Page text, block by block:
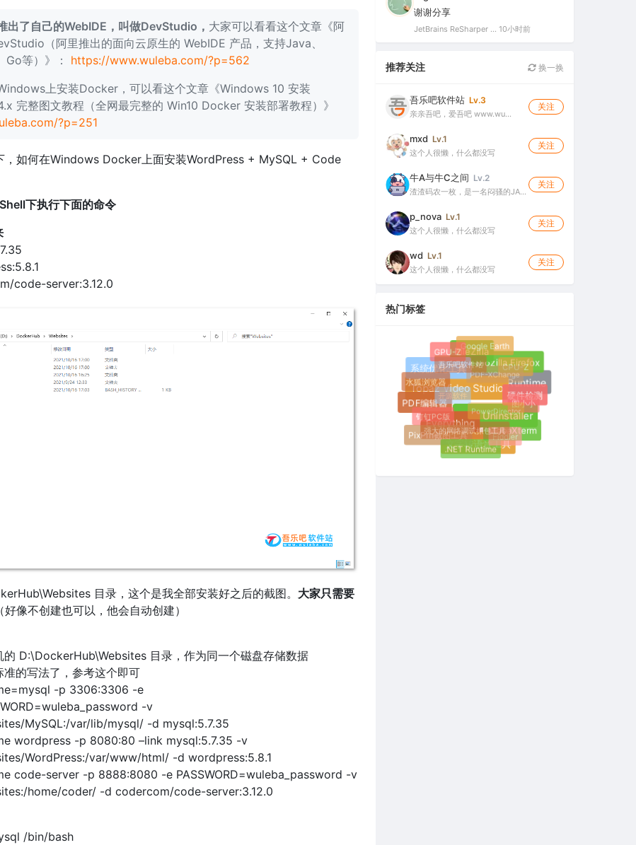
出了自己的WebIDE，叫做DevStudio， 大家可以看看这个文章《阿
（阿里推出的面向云原生的 WebIDE 产品，支持Java、
等）》： https://www.wuleba.com/?p=562
上安装Docker，可以看这个文章《Windows 10 安装
完整图文教程（全网最完整的 Win10 Docker 安装部署教程）》
?p=251
，如何在Windows Docker上面安装WordPress + MySQL + Code
下执行下面的命令
code-server:3.12.0
目录，这个是我全部安装好之后的截图。 大家只需要
（好像不创建也可以，他会自动创建）
的 D:\DockerHub\Websites 目录，作为同一个磁盘存储数据
的写法了，参考这个即可
-p 3306:3306 -e
-v
MySQL:/var/lib/mysql/ -d mysql:5.7.35
wordpress -p 8080:80 –link mysql:5.7.35 -v
WordPress:/var/www/html/ -d wordpress:5.8.1
code-server -p 8888:8080 -e PASSWORD=wuleba_password -v
home/coder/ -d codercom/code-server:3.12.0
/bin/bash
谢谢分享
JetBrains ReSharper 2025.3.3 官方最新破解版（dotUltimate工具集合，.NET开发必备工具箱） 10小时前
推荐关注 换一换
吾乐吧软件站 Lv.3
亲亲吾吧，爱吾吧 www.wu…
关注
mxd Lv.1
这个人很懒，什么都没写
关注
牛A与牛C之间 Lv.2
渣渣码农一枚，是一名闷骚的JA…
关注
p_nova Lv.1
这个人很懒，什么都没写
关注
wd Lv.1
这个人很懒，什么都没写
关注
热门标签
IObit Uninstaller
.NET Desktop Runtime
Topaz Video Studio
Everything
文字转语音工具
MobaXterm
硬件检测
Mozilla Firefox
FileZilla
系统优化工具
PDF编辑器
PixPin截图工具
.NET Runtime
Fiddler
图小小
CPU-Z
Google Earth
GPU-Z
水狐浏览器
钉钉PC版
强大的网络调试抓包工具
PowerDirector
PDF-XChange
吾乐吧软件站
开源软件